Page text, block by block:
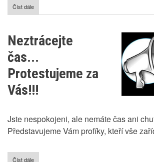
Číst dále
Ceny
závratně
Neztrácejte
čas...
Protestujeme za
Vás!!!
Jste nespokojeni, ale nemáte čas ani
Představujeme Vám profíky, kteří vše
Číst dále